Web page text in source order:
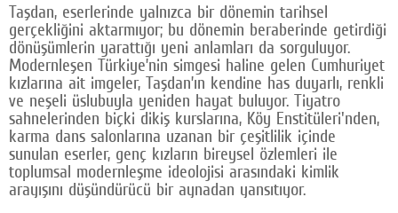
Taşdan, eserlerinde yalnızca bir dönemin tarihsel
gerçekliğini aktarmıyor; bu dönemin beraberinde getirdiği
dönüşümlerin yarattığı yeni anlamları da sorguluyor.
Modernleşen Türkiye’nin simgesi haline gelen Cumhuriyet
kızlarına ait imgeler, Taşdan’ın kendine has duyarlı, renkli
ve neşeli üslubuyla yeniden hayat buluyor. Tiyatro
sahnelerinden biçki dikiş kurslarına, Köy Enstitüleri'nden,
karma dans salonlarına uzanan bir çeşitlilik içinde
sunulan eserler, genç kızların bireysel özlemleri ile
toplumsal modernleşme ideolojisi arasındaki kimlik
arayışını düşündürücü bir aynadan yansıtıyor.